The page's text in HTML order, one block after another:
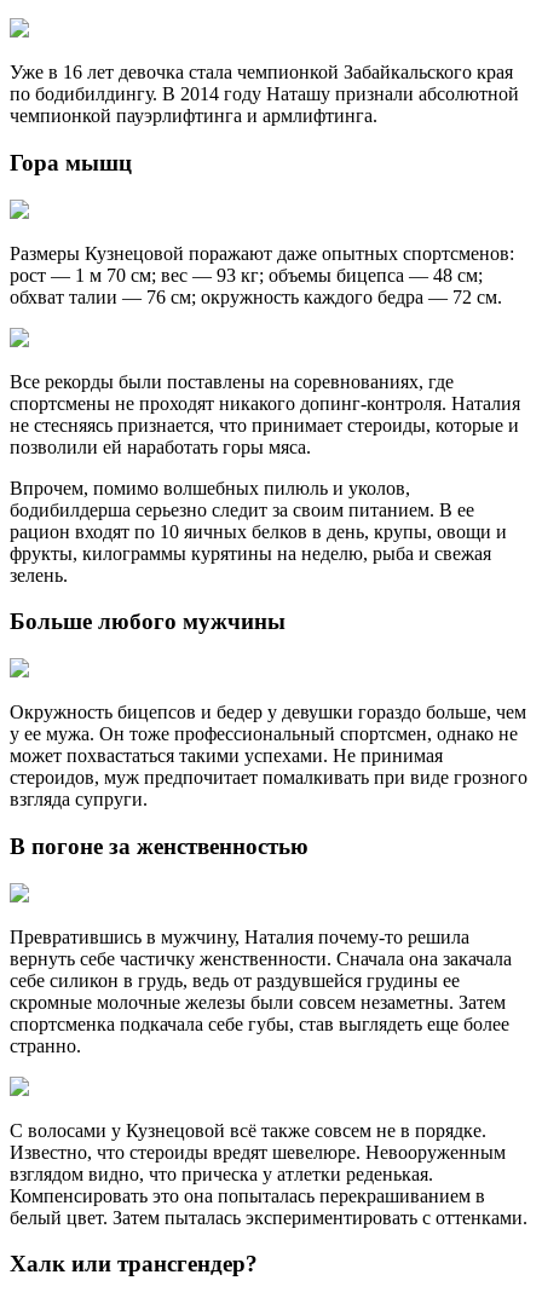
Уже в 16 лет девочка стала чемпионкой Забайкальского края
по бодибилдингу. В 2014 году Наташу признали абсолютной
чемпионкой пауэрлифтинга и армлифтинга.
Гора мышц
Размеры Кузнецовой поражают даже опытных спортсменов:
рост — 1 м 70 см; вес — 93 кг; объемы бицепса — 48 см;
обхват талии — 76 см; окружность каждого бедра — 72 см.
Все рекорды были поставлены на соревнованиях, где
спортсмены не проходят никакого допинг-контроля. Наталия
не стесняясь признается, что принимает стероиды, которые и
позволили ей наработать горы мяса.
Впрочем, помимо волшебных пилюль и уколов,
бодибилдерша серьезно следит за своим питанием. В ее
рацион входят по 10 яичных белков в день, крупы, овощи и
фрукты, килограммы курятины на неделю, рыба и свежая
зелень.
Больше любого мужчины
Окружность бицепсов и бедер у девушки гораздо больше, чем
у ее мужа. Он тоже профессиональный спортсмен, однако не
может похвастаться такими успехами. Не принимая
стероидов, муж предпочитает помалкивать при виде грозного
взгляда супруги.
В погоне за женственностью
Превратившись в мужчину, Наталия почему-то решила
вернуть себе частичку женственности. Сначала она закачала
себе силикон в грудь, ведь от раздувшейся грудины ее
скромные молочные железы были совсем незаметны. Затем
спортсменка подкачала себе губы, став выглядеть еще более
странно.
С волосами у Кузнецовой всё также совсем не в порядке.
Известно, что стероиды вредят шевелюре. Невооруженным
взглядом видно, что прическа у атлетки реденькая.
Компенсировать это она попыталась перекрашиванием в
белый цвет. Затем пыталась экспериментировать с оттенками.
Халк или трансгендер?